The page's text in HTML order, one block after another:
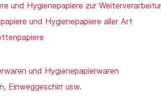
und Hygienepapiere zur
und Hygienepapiere aller Art
und Hygienepapierwaren
Einweggeschirr usw.